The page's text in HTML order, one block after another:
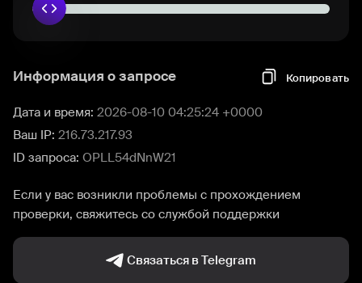
Информация о запросе Копировать
Дата и время: 2026-08-10 04:25:24 +0000
Ваш IP: 216.73.217.93
ID запроса: OPLL54dNnW21
Если у вас возникли проблемы с прохождением
проверки, свяжитесь со службой поддержки
Связаться в Telegram